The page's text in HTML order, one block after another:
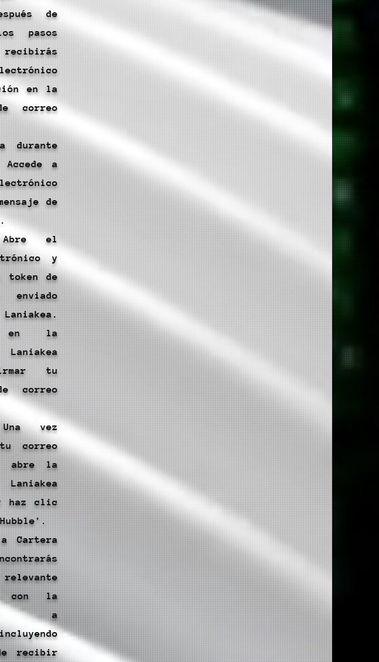
de
pasos
en la
correo
durante
a
de
el
y
token de
enviado
en la
tu
correo
vez
correo
abre la
y haz clic
Cartera
con la
a
recibir